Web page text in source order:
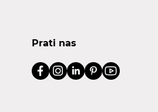
Prati nas